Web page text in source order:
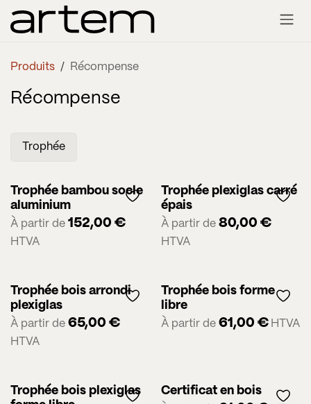
Se rendre au contenu
Produits Récompense
Récompense
Trophée
Trophée bambou socle
aluminium
À partir de 152,00 €
HTVA
Trophée plexiglas carré
épais
À partir de 80,00 €
HTVA
Trophée bois arrondi
plexiglas
À partir de 65,00 €
HTVA
Trophée bois forme
libre
À partir de 61,00 € HTVA
Trophée bois plexiglas
Certificat en bois